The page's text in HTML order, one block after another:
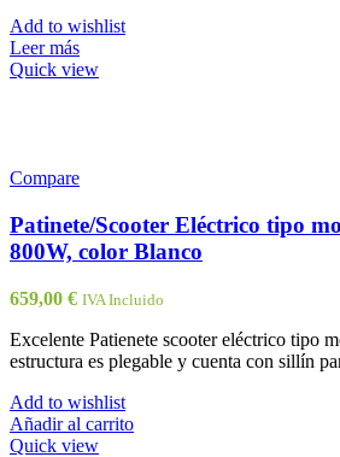
Add to wishlist
Leer más
Quick view
Compare
Patinete/Scooter Eléctrico tipo
800W, color Blanco
659,00 € IVA Incluido
Excelente Patienete scooter eléctrico tipo
estructura es plegable y cuenta con sillín
Add to wishlist
Añadir al carrito
Quick view